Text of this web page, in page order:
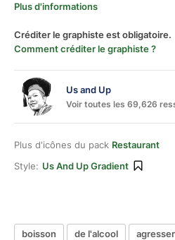
Plus d'informations
Créditer le graphiste est obligatoire.
Comment créditer le graphiste ?
Us and Up
Voir toutes les 69,626
Plus d'icônes du pack Restaurant
Style: Us And Up Gradient
boisson de l'alcool agresser